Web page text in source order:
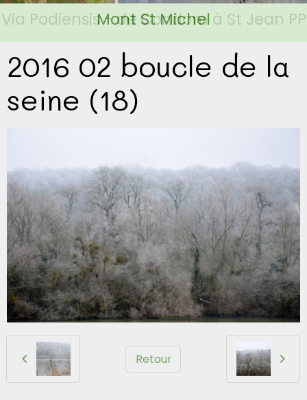
Mont St Michel
Via Podiensis - de Condom à St Jean PP
2016 02 boucle de la
seine (18)
Retour